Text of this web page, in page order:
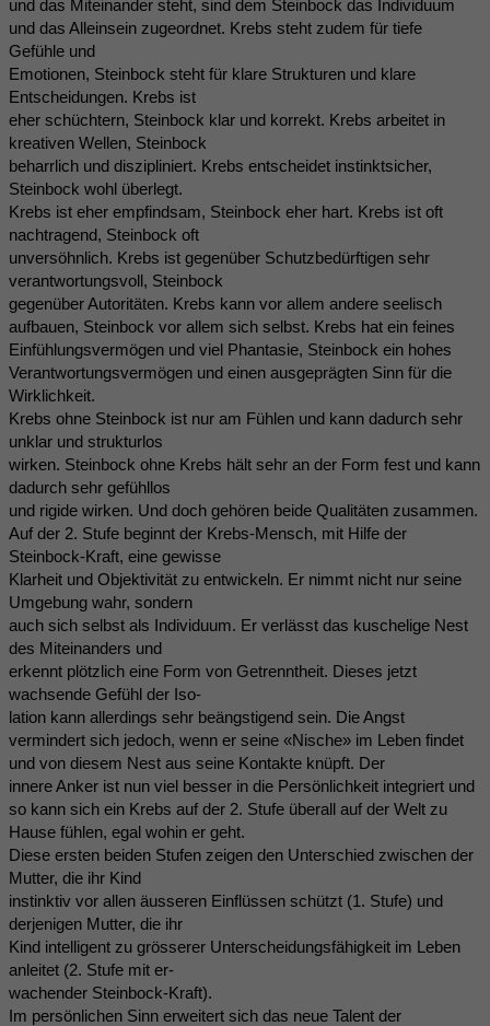
und das Miteinander steht, sind dem Steinbock das Individuum
und das Alleinsein zugeordnet. Krebs steht zudem für tiefe
Gefühle und
Emotionen, Steinbock steht für klare Strukturen und klare
Entscheidungen. Krebs ist
eher schüchtern, Steinbock klar und korrekt. Krebs arbeitet in
kreativen Wellen, Steinbock
beharrlich und diszipliniert. Krebs entscheidet instinktsicher,
Steinbock wohl überlegt.
Krebs ist eher empfindsam, Steinbock eher hart. Krebs ist oft
nachtragend, Steinbock oft
unversöhnlich. Krebs ist gegenüber Schutzbedürftigen sehr
verantwortungsvoll, Steinbock
gegenüber Autoritäten. Krebs kann vor allem andere seelisch
aufbauen, Steinbock vor allem sich selbst. Krebs hat ein feines
Einfühlungsvermögen und viel Phantasie, Steinbock ein hohes
Verantwortungsvermögen und einen ausgeprägten Sinn für die
Wirklichkeit.
Krebs ohne Steinbock ist nur am Fühlen und kann dadurch sehr
unklar und strukturlos
wirken. Steinbock ohne Krebs hält sehr an der Form fest und kann
dadurch sehr gefühllos
und rigide wirken. Und doch gehören beide Qualitäten zusammen.
Auf der 2. Stufe beginnt der Krebs-Mensch, mit Hilfe der
Steinbock-Kraft, eine gewisse
Klarheit und Objektivität zu entwickeln. Er nimmt nicht nur seine
Umgebung wahr, sondern
auch sich selbst als Individuum. Er verlässt das kuschelige Nest
des Miteinanders und
erkennt plötzlich eine Form von Getrenntheit. Dieses jetzt
wachsende Gefühl der Iso-
lation kann allerdings sehr beängstigend sein. Die Angst
vermindert sich jedoch, wenn er seine «Nische» im Leben findet
und von diesem Nest aus seine Kontakte knüpft. Der
innere Anker ist nun viel besser in die Persönlichkeit integriert und
so kann sich ein Krebs auf der 2. Stufe überall auf der Welt zu
Hause fühlen, egal wohin er geht.
Diese ersten beiden Stufen zeigen den Unterschied zwischen der
Mutter, die ihr Kind
instinktiv vor allen äusseren Einflüssen schützt (1. Stufe) und
derjenigen Mutter, die ihr
Kind intelligent zu grösserer Unterscheidungsfähigkeit im Leben
anleitet (2. Stufe mit er-
wachender Steinbock-Kraft).
Im persönlichen Sinn erweitert sich das neue Talent der